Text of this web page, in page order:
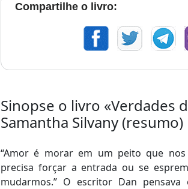
Compartilhe o livro:
Sinopse o livro «Verdades
Samantha Silvany (resumo)
“Amor é morar em um peito que
precisa forçar a entrada ou se
mudarmos.” O escritor Dan